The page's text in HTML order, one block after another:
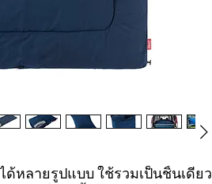
ด้หลายรูปแบบ ใช้รวมเป็นชิ้นเดียว